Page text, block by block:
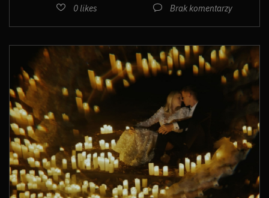
0likes Brak komentarzy